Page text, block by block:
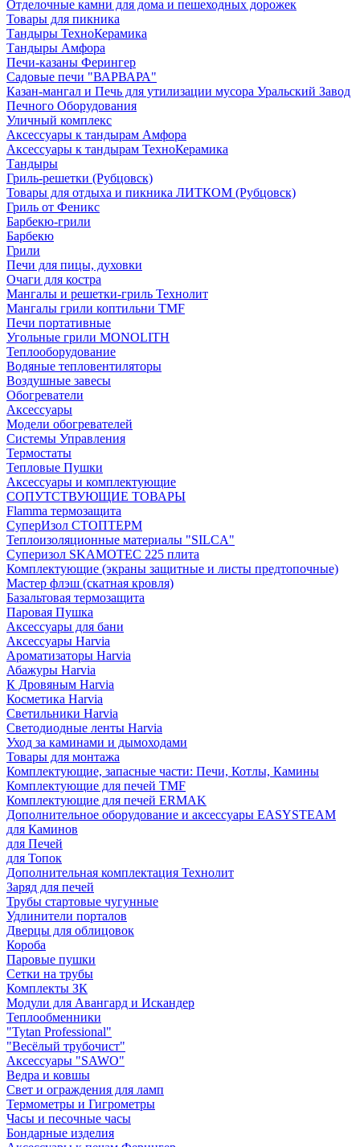
Отделочные камни для дома и пешеходных дорожек
Товары для пикника
Тандыры ТехноКерамика
Тандыры Амфора
Печи-казаны Ферингер
Садовые печи "ВАРВАРА"
Казан-мангал и Печь для утилизации мусора Уральский Завод
Печного Оборудования
Уличный комплекс
Аксессуары к тандырам Амфора
Аксессуары к тандырам ТехноКерамика
Тандыры
Гриль-решетки (Рубцовск)
Товары для отдыха и пикника ЛИТКОМ (Рубцовск)
Гриль от Феникс
Барбекю-грили
Барбекю
Грили
Печи для пицы, духовки
Очаги для костра
Мангалы и решетки-гриль Технолит
Мангалы грили коптильни TMF
Печи портативные
Угольные грили MONOLITH
Теплооборудование
Водяные тепловентиляторы
Воздушные завесы
Обогреватели
Аксессуары
Модели обогревателей
Системы Управления
Термостаты
Тепловые Пушки
Аксессуары и комплектующие
СОПУТСТВУЮЩИЕ ТОВАРЫ
Flamma термозащита
СуперИзол СТОПТЕРМ
Теплоизоляционные материалы "SILCA"
Суперизол SKAMOTEC 225 плита
Комплектующие (экраны защитные и листы предтопочные)
Мастер флэш (скатная кровля)
Базальтовая термозащита
Паровая Пушка
Аксессуары для бани
Аксессуары Harvia
Ароматизаторы Harvia
Абажуры Harvia
К Дровяным Harvia
Косметика Harvia
Светильники Harvia
Светодиодные ленты Harvia
Уход за каминами и дымоходами
Товары для монтажа
Комплектующие, запасные части: Печи, Котлы, Камины
Комплектующие для печей TMF
Комплектующие для печей ERMAK
Дополнительное оборудование и аксессуары EASYSTEAM
для Каминов
для Печей
для Топок
Дополнительная комплектация Технолит
Заряд для печей
Трубы стартовые чугунные
Удлинители порталов
Дверцы для облицовок
Короба
Паровые пушки
Сетки на трубы
Комплекты ЗК
Модули для Авангард и Искандер
Теплообменники
"Tytan Professional"
"Весёлый трубочист"
Аксессуары "SAWO"
Ведра и ковшы
Свет и ограждения для ламп
Термометры и Гигрометры
Часы и песочные часы
Бондарные изделия